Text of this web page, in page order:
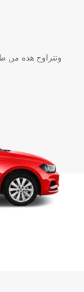
وتتراوح هذه من